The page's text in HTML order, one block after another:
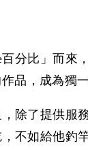
百分比」而來
品，成為獨
除了提供服
不如給他釣